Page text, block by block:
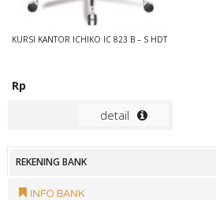
KURSI KANTOR ICHIKO IC 823 B – S HDT
Rp
detail
REKENING BANK